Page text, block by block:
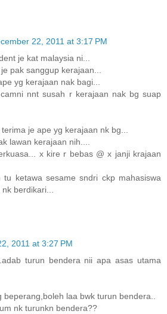
22, 2011 at 3:17 PM
je kat malaysia ni...
pak sanggup kerajaan...
yg kerajaan nak bagi...
nnt susah r kerajaan nak bg suap
je ape yg kerajaan nk bg...
lawan kerajaan nih....
x kire r bebas @ x janji krajaan
tu ketawa sesame sndri ckp mahasiswa
berdikari...
2011 at 3:27 PM
turun bendera nii apa asas utama
beperang,boleh laa bwk turun bendera..
nk turunkn bendera??